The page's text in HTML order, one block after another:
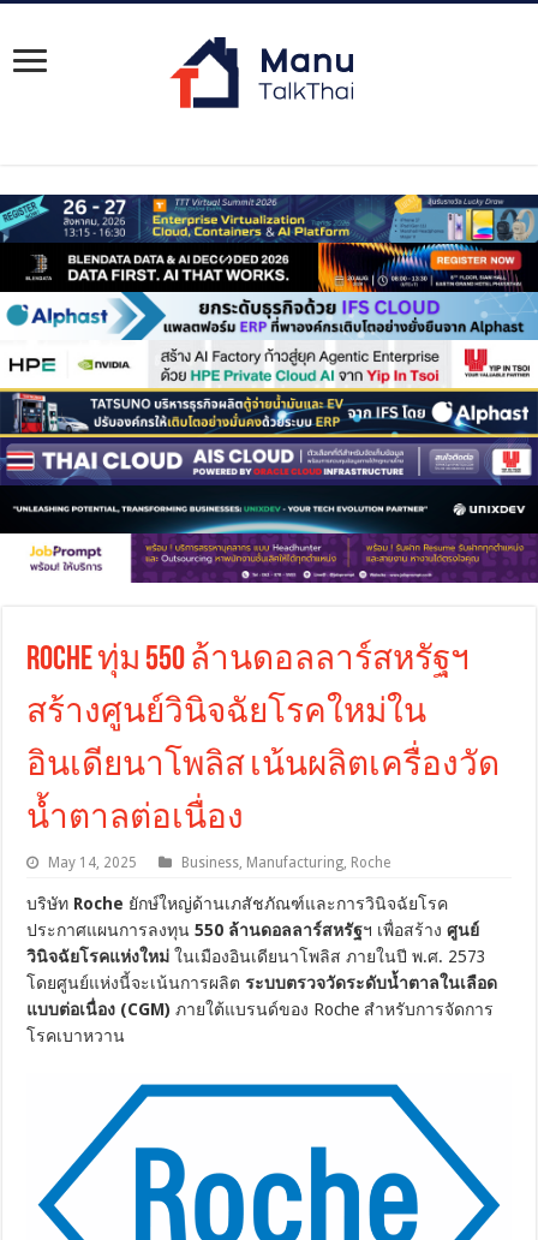
Roche ทุ่ม 550 ล้านดอลลาร์สหรัฐฯ
สร้างศูนย์วินิจฉัยโรคใหม่ใน
อินเดียนาโพลิส เน้นผลิตเครื่องวัด
น้ำตาลต่อเนื่อง
May 14, 2025 Business Manufacturing Roche
บริษัท Roche ยักษ์ใหญ่ด้านเภสัชภัณฑ์และการวินิจฉัยโรค
ประกาศแผนการลงทุน550 ล้านดอลลาร์สหรัฐฯ เพื่อสร้างศูนย์
วินิจฉัยโรคแห่งใหม่ ในเมืองอินเดียนาโพลิส ภายในปี พ.ศ. 2573
โดยศูนย์แห่งนี้จะเน้นการผลิตระบบตรวจวัดระดับน้ำตาลในเลือด
แบบต่อเนื่อง (CGM) ภายใต้แบรนด์ของ Roche สำหรับการจัดการ
โรคเบาหวาน